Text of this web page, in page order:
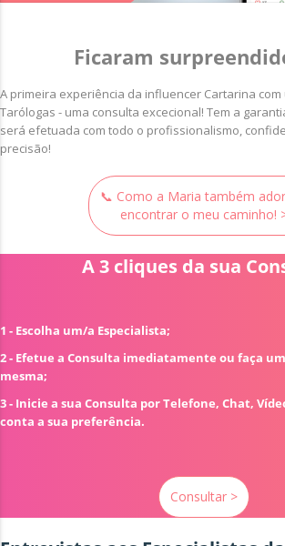
Ficaram
A primeira experiência da influencer Cartarina
Tarólogas - uma consulta excecional! Tem a
será efetuada com todo o profissionalismo,
precisão!
📞 Como a Maria também
encontrar o meu caminho!
A 3 cliques da sua
1 - Escolha um/a Especialista;
2 - Efetue a Consulta imediatamente ou faça
mesma;
3 - Inicie a sua Consulta por Telefone, Chat,
conta a sua preferência.
Consultar >